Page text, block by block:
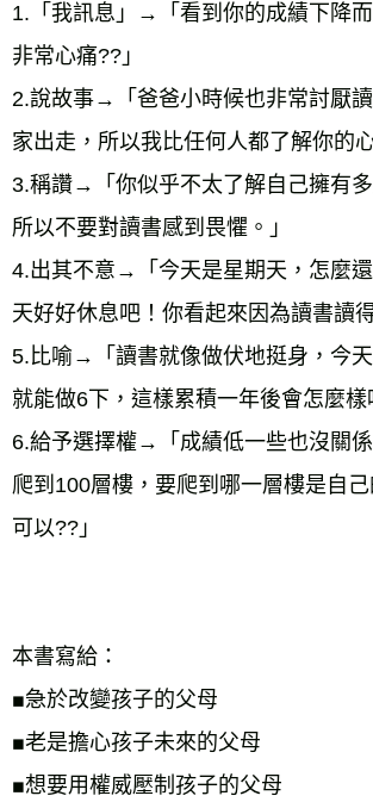
1.「我訊息」→「看到你的成績下降
非常心痛??」
2.說故事→「爸爸小時候也非常討厭
家出走，所以我比任何人都了解你的心
3.稱讚→「你似乎不太了解自己擁有多
所以不要對讀書感到畏懼。」
4.出其不意→「今天是星期天，怎麼
天好好休息吧！你看起來因為讀書讀
5.比喻→「讀書就像做伏地挺身，今
就能做6下，這樣累積一年後會怎麼樣
6.給予選擇權→「成績低一些也沒關
爬到100層樓，要爬到哪一層樓是自
可以??」
本書寫給：
◼急於改變孩子的父母
◼老是擔心孩子未來的父母
◼想要用權威壓制孩子的父母